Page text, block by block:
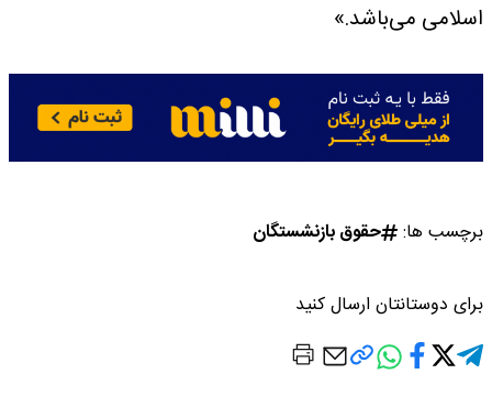
اسلامی می‌باشد.»
برچسب ها: حقوق بازنشستگان
برای دوستانتان ارسال کنید